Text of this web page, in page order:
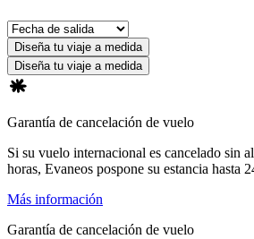
Diseña tu viaje a medida
Diseña tu viaje a medida
Garantía de cancelación de vuelo
Si su vuelo internacional es cancelado sin
horas, Evaneos pospone su estancia hasta
Más información
Garantía de cancelación de vuelo